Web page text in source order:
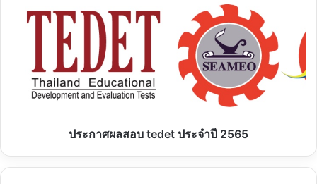
สอบ
2565
ประกาศผลสอบ tedet ประจำปี 2565